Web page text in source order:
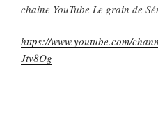
chaine YouTube Le grain de
https://www.youtube.com/
Jtv8Og